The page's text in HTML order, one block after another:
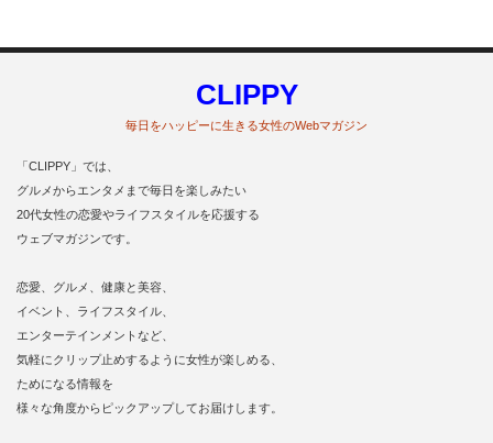
CLIPPY
毎日をハッピーに生きる女性のWebマガジン
「CLIPPY」では、
グルメからエンタメまで毎日を楽しみたい
20代女性の恋愛やライフスタイルを応援する
ウェブマガジンです。
恋愛、グルメ、健康と美容、
イベント、ライフスタイル、
エンターテインメントなど、
気軽にクリップ止めするように女性が楽しめる、
ためになる情報を
様々な角度からピックアップしてお届けします。